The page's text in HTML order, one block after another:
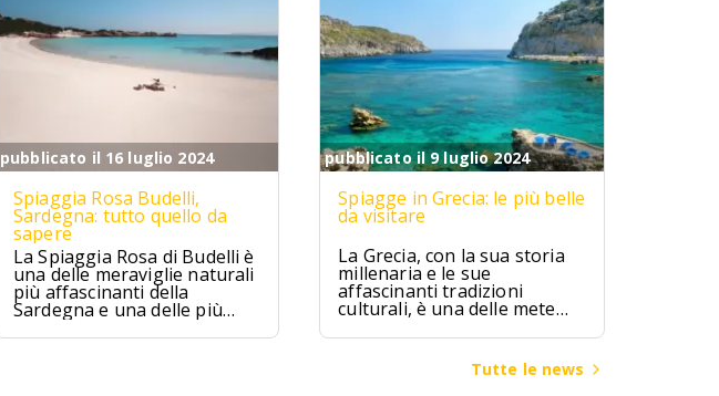
pubblicato il 16 luglio 2024
Spiaggia Rosa Budelli,
Sardegna: tutto quello da
sapere
La Spiaggia Rosa di Budelli è
una delle meraviglie naturali
più affascinanti della
Sardegna e una delle più
famose d'Italia. Situata
nell'Arcipelago della
pubblicato il 9 luglio 2024
Spiagge in Grecia: le più belle
da visitare
La Grecia, con la sua storia
millenaria e le sue
affascinanti tradizioni
culturali, è una delle mete
mondo. Terra di miti e
leggende, la Grecia ha visto
fiorire alcune delle piùTutte le news